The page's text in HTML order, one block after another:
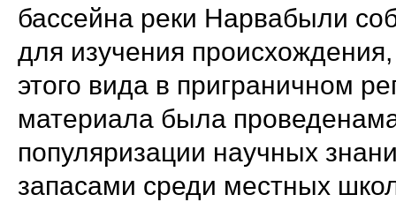
бассейна реки Нарвабыли
для изучения
этого вида в приграничном
материала была
популяризации научных
запасами среди местных